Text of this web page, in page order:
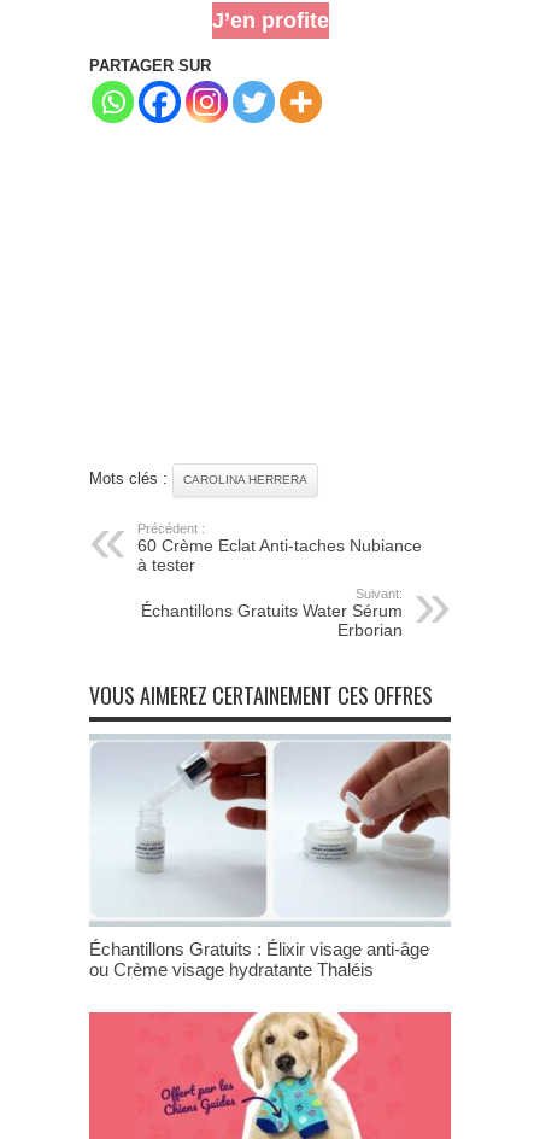
J’en profite
PARTAGER SUR
Mots clés : CAROLINA HERRERA
Précédent :
60 Crème Eclat Anti-taches Nubiance
à tester
Suivant:
Échantillons Gratuits Water Sérum
Erborian
VOUS AIMEREZ CERTAINEMENT CES OFFRES
Échantillons Gratuits : Élixir visage anti-âge
ou Crème visage hydratante Thaléis